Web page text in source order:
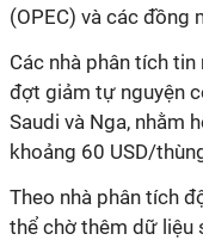
(OPEC) và các đồng
Các nhà phân tích
đợt giảm tự nguyện
Saudi và Nga, nhằm
khoảng 60 USD/
Theo nhà phân tích
thể chờ thêm dữ liệu